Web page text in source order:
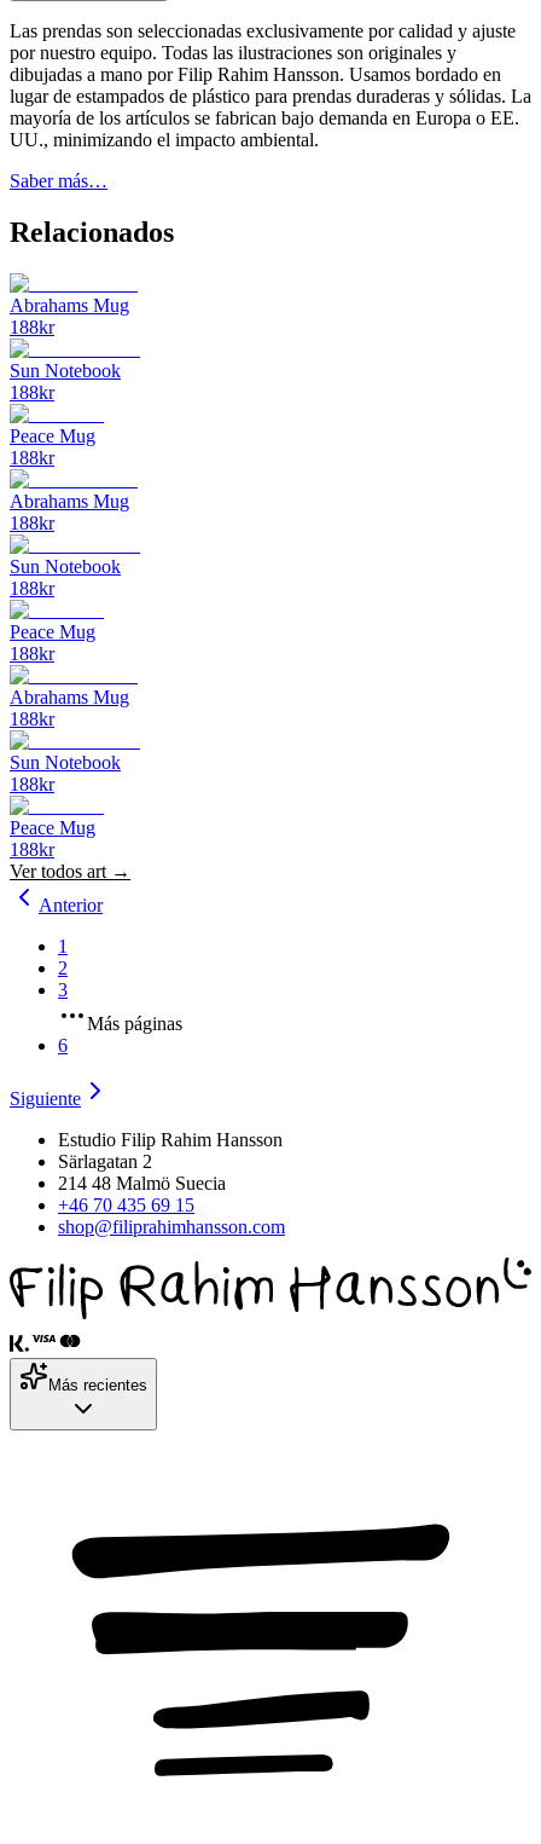
Las prendas son seleccionadas exclusivamente por calidad y ajuste
por nuestro equipo. Todas las ilustraciones son originales y
dibujadas a mano por Filip Rahim Hansson. Usamos bordado en
lugar de estampados de plástico para prendas duraderas y sólidas. La
mayoría de los artículos se fabrican bajo demanda en Europa o EE.
UU., minimizando el impacto ambiental.
Saber más…
Relacionados
Abrahams Mug
188kr
Sun Notebook
188kr
Peace Mug
188kr
Abrahams Mug
188kr
Sun Notebook
188kr
Peace Mug
188kr
Abrahams Mug
188kr
Sun Notebook
188kr
Peace Mug
188kr
Ver todos art →
Anterior
1
2
3
Más páginas
6
Siguiente
Estudio Filip Rahim Hansson
Särlagatan 2
214 48 Malmö Suecia
+46 70 435 69 15
shop@filiprahimhansson.com
Más recientes